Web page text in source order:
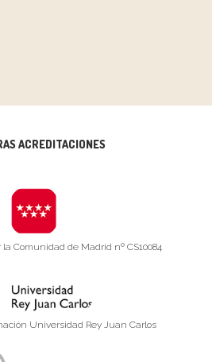
ACREDITACIONES
Comunidad de Madrid nº CS10084
Universidad Rey Juan Carlos